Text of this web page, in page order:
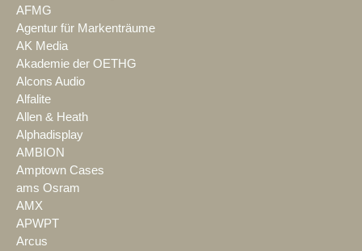
AFMG
Agentur für Markenträume
AK Media
Akademie der OETHG
Alcons Audio
Alfalite
Allen & Heath
Alphadisplay
AMBION
Amptown Cases
ams Osram
AMX
APWPT
Arcus